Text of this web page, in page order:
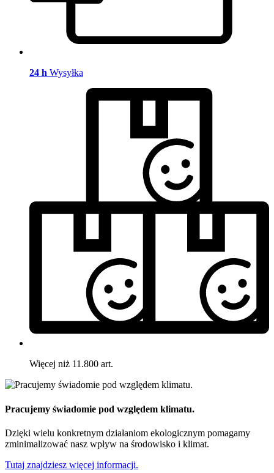
24 h Wysyłka
Więcej niż 11.800 art.
Pracujemy świadomie pod względem klimatu.
Dzięki wielu konkretnym działaniom ekologicznym pomagamy
zminimalizować nasz wpływ na środowisko i klimat.
Tutaj znajdziesz więcej informacji.